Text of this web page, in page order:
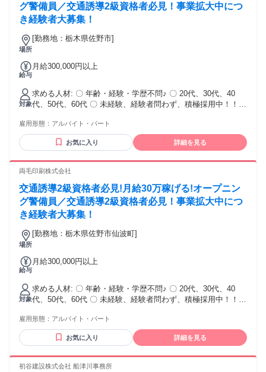
の経験者が幅広く活躍中！
グ警備員／交通誘導2級資格者必見！事業拡大中につ
き経験者大募集！
場所
[勤務地：栃木県佐野市]
給与
月給300,000円以上
対象
求める人材: 〇 年齢・経験・学歴不問♪ 〇 20代、30代、40
代、50代、60代 〇 未経験、経験者問わず、積極採用中！！
雇用形態： アルバイト・パート
お気に入り 詳細を見る
両毛印刷株式会社
交通誘導2級資格者必見!月給30万稼げる!オープニン
グ警備員／交通誘導2級資格者必見！事業拡大中につ
き経験者大募集！
場所
[勤務地：栃木県佐野市仙波町]
給与
月給300,000円以上
対象
求める人材: 〇 年齢・経験・学歴不問♪ 〇 20代、30代、40
代、50代、60代 〇 未経験、経験者問わず、積極採用中！！
雇用形態： アルバイト・パート
お気に入り 詳細を見る
初谷建設株式会社 船津川事務所